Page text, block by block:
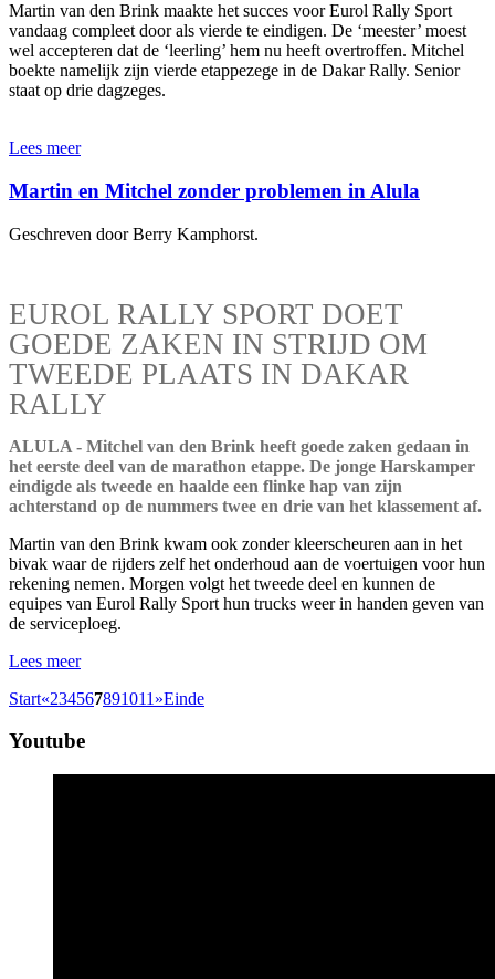
Martin van den Brink maakte het succes voor Eurol Rally Sport
vandaag compleet door als vierde te eindigen. De ‘meester’ moest
wel accepteren dat de ‘leerling’ hem nu heeft overtroffen. Mitchel
boekte namelijk zijn vierde etappezege in de Dakar Rally. Senior
staat op drie dagzeges.
Lees meer
Martin en Mitchel zonder problemen in Alula
Geschreven door Berry Kamphorst.
EUROL RALLY SPORT DOET
GOEDE ZAKEN IN STRIJD OM
TWEEDE PLAATS IN DAKAR
RALLY
ALULA - Mitchel van den Brink heeft goede zaken gedaan in
het eerste deel van de marathon etappe. De jonge Harskamper
eindigde als tweede en haalde een flinke hap van zijn
achterstand op de nummers twee en drie van het klassement af.
Martin van den Brink kwam ook zonder kleerscheuren aan in het
bivak waar de rijders zelf het onderhoud aan de voertuigen voor hun
rekening nemen. Morgen volgt het tweede deel en kunnen de
equipes van Eurol Rally Sport hun trucks weer in handen geven van
de serviceploeg.
Lees meer
Start«234567891011 »Einde
Youtube